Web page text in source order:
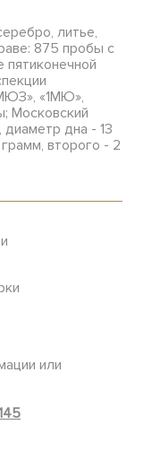
литье,
875 пробы с
«1МЮ»,
Московский
дна - 13
второго - 2
или